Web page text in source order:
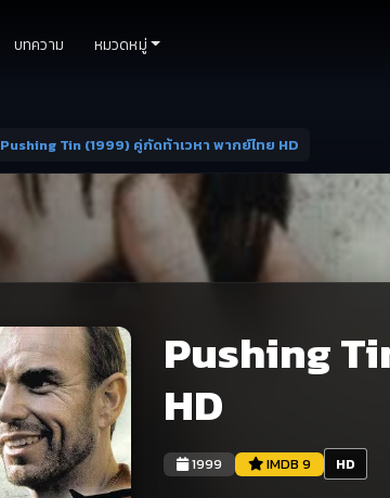
บทความ หมวดหมู่
Pushing Tin (1999) คู่กัดท้าเวหา พากย์ไทย HD
Pushing
HD
1999 IMDB 9 HD